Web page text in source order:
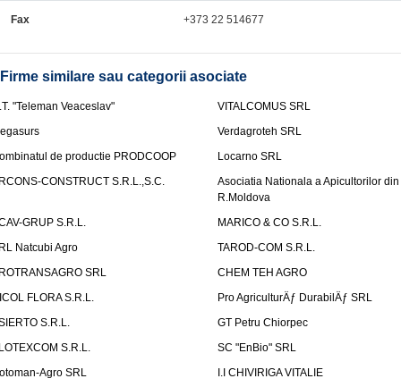
Fax +373 22 514677
Firme similare sau categorii asociate
"Teleman Veaceslav"
VITALCOMUS SRL
Verdagroteh SRL
de productie PRODCOOP
Locarno SRL
CONSTRUCT S.R.L.,S.C.
Asociatia Nationala a Apicultorilor din
R.Moldova
GRUP S.R.L.
MARICO & CO S.R.L.
Natcubi Agro
TAROD-COM S.R.L.
SRL
CHEM TEH AGRO
FLORA S.R.L.
Pro AgriculturÄƒ DurabilÄƒ SRL
S.R.L.
GT Petru Chiorpec
S.R.L.
SC "EnBio" SRL
Agro SRL
I.I CHIVIRIGA VITALIE